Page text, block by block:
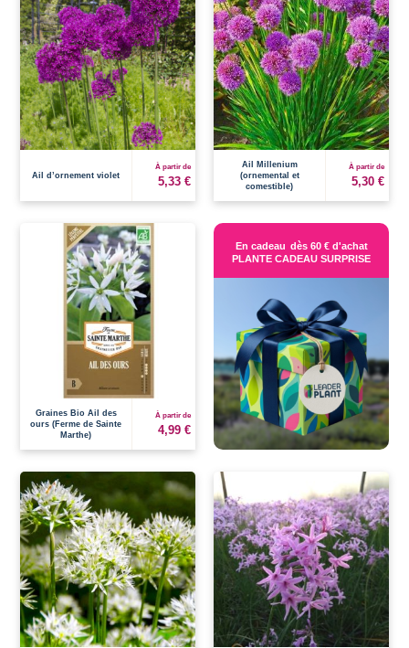
Ail d’ornement violet
À partir de
5,33 €
Ail Millenium
(ornemental et
comestible)
À partir de
5,30 €
Graines Bio Ail des
ours (Ferme de Sainte
Marthe)
À partir de
4,99 €
En cadeau dès 60 € d'achat
PLANTE CADEAU SURPRISE